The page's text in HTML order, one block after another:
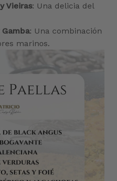
Vieiras: Una delicia del
: Una combinación
marinos.